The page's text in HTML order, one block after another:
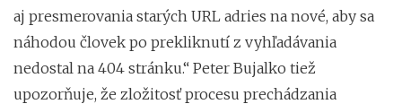
aj presmerovania starých URL adries na nové, aby sa
náhodou človek po prekliknutí z vyhľadávania
nedostal na 404 stránku.“ Peter Bujalko tiež
upozorňuje, že zložitosť procesu prechádzania